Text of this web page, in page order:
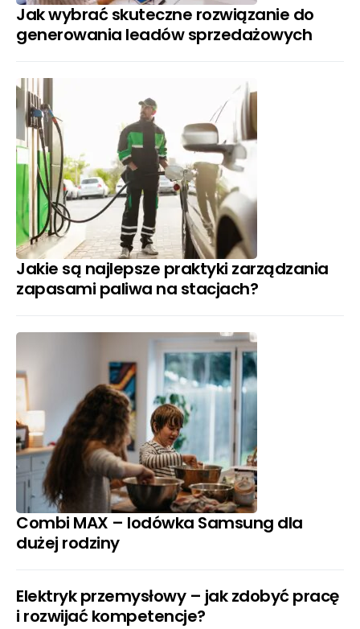
Jak wybrać skuteczne rozwiązanie do
generowania leadów sprzedażowych
Jakie są najlepsze praktyki zarządzania
zapasami paliwa na stacjach?
Combi MAX – lodówka Samsung dla
dużej rodziny
Elektryk przemysłowy – jak zdobyć pracę
i rozwijać kompetencje?